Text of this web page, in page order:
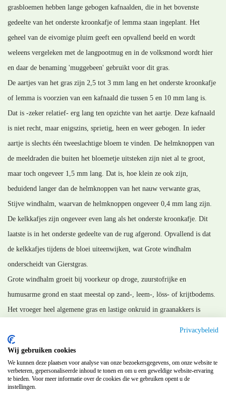
grasbloemen hebben lange gebogen kafnaalden, die in het bovenste
gedeelte van het onderste kroonkafje of lemma staan ingeplant. Het
geheel van de eivomige pluim geeft een opvallend beeld en wordt
weleens vergeleken met de langpootmug en in de volksmond wordt hier
en daar de benaming 'muggebeen' gebruikt voor dit gras.
De aartjes van het gras zijn 2,5 tot 3 mm lang en het onderste kroonkafje
of lemma is voorzien van een kafnaald die tussen 5 en 10 mm lang is.
Dat is -zeker relatief- erg lang ten opzichte van het aartje. Deze kafnaald
is niet recht, maar enigszins, sprietig, heen en weer gebogen. In ieder
aartje is slechts één tweeslachtige bloem te vinden. De helmknoppen van
de meeldraden die buiten het bloemetje uitsteken zijn niet al te groot,
maar toch ongeveer 1,5 mm lang. Dat is, hoe klein ze ook zijn,
beduidend langer dan de helmknoppen van het nauw verwante gras,
Stijve windhalm, waarvan de helmknoppen ongeveer 0,4 mm lang zijn.
De kelkkafjes zijn ongeveer even lang als het onderste kroonkafje. Dit
laatste is in het onderste gedeelte van de rug afgerond. Opvallend is dat
de kelkkafjes tijdens de bloei uiteenwijken, wat Grote windhalm
onderscheidt van Gierstgras.
Grote windhalm groeit bij voorkeur op droge, zuurstofrijke en
humusarme grond en staat meestal op zand-, leem-, löss- of krijtbodems.
Het vroeger heel algemene gras en lastige onkruid in graanakkers is
minder algemeen geworden.
MM_180125
Privacybeleid
Wij gebruiken cookies
We kunnen deze plaatsen voor analyse van onze bezoekersgegevens, om onze website te
verbeteren, gepersonaliseerde inhoud te tonen en om u een geweldige website-ervaring
te bieden. Voor meer informatie over de cookies die we gebruiken opent u de
instellingen.